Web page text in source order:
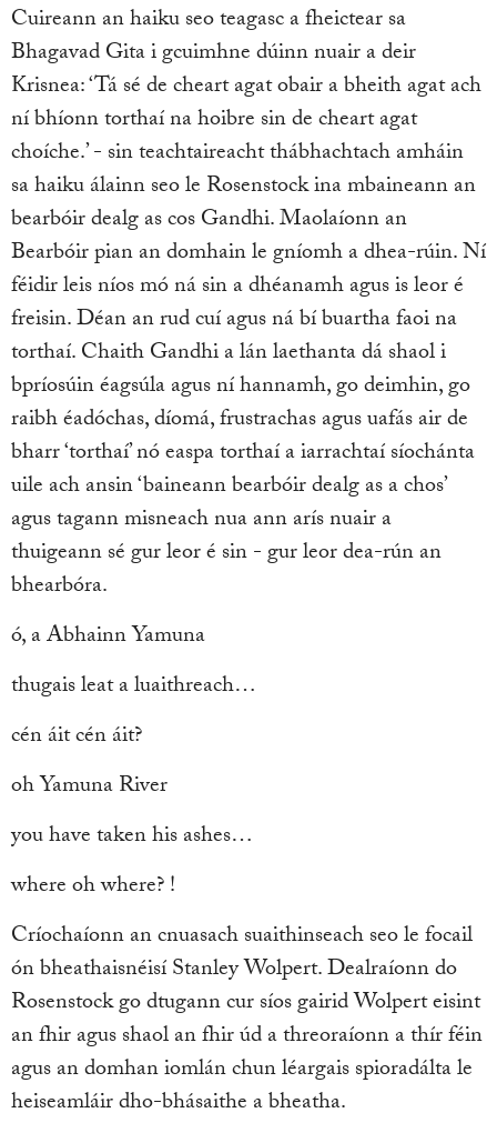
Cuireann an haiku seo teagasc a fheictear sa
Bhagavad Gita i gcuimhne dúinn nuair a deir
Krisnea: ‘Tá sé de cheart agat obair a bheith agat ach
ní bhíonn torthaí na hoibre sin de cheart agat
choíche.’ - sin teachtaireacht thábhachtach amháin
sa haiku álainn seo le Rosenstock ina mbaineann an
bearbóir dealg as cos Gandhi. Maolaíonn an
Bearbóir pian an domhain le gníomh a dhea-rúin. Ní
féidir leis níos mó ná sin a dhéanamh agus is leor é
freisin. Déan an rud cuí agus ná bí buartha faoi na
torthaí. Chaith Gandhi a lán laethanta dá shaol i
bpríosúin éagsúla agus ní hannamh, go deimhin, go
raibh éadóchas, díomá, frustrachas agus uafás air de
bharr ‘torthaí’ nó easpa torthaí a iarrachtaí síochánta
uile ach ansin ‘baineann bearbóir dealg as a chos’
agus tagann misneach nua ann arís nuair a
thuigeann sé gur leor é sin - gur leor dea-rún an
bhearbóra.
ó, a Abhainn Yamuna
thugais leat a luaithreach…
cén áit cén áit?
oh Yamuna River
you have taken his ashes…
where oh where? !
Críochaíonn an cnuasach suaithinseach seo le focail
ón bheathaisnéisí Stanley Wolpert. Dealraíonn do
Rosenstock go dtugann cur síos gairid Wolpert eisint
an fhir agus shaol an fhir úd a threoraíonn a thír féin
agus an domhan iomlán chun léargais spioradálta le
heiseamláir dho-bhásaithe a bheatha.